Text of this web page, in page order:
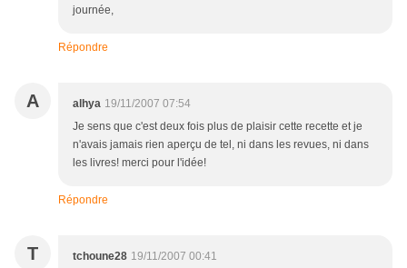
journée,
Répondre
A alhya 19/11/2007 07:54
Je sens que c'est deux fois plus de plaisir cette recette et je
n'avais jamais rien aperçu de tel, ni dans les revues, ni dans
les livres! merci pour l'idée!
Répondre
T tchoune28 19/11/2007 00:41